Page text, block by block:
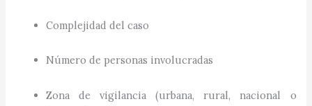
Complejidad del caso
Número de personas involucradas
Zona de vigilancia (urbana, rural, nacional o